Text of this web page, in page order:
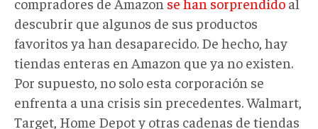
descubrir que algunos de sus productos
favoritos ya han desaparecido. De hecho, hay
tiendas enteras en Amazon que ya no existen.
Por supuesto, no solo esta corporación se
enfrenta a una crisis sin precedentes. Walmart,
Target, Home Depot y otras cadenas de tiendas